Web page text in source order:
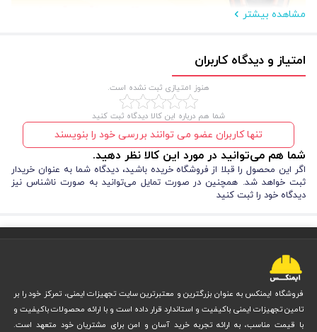
وزن سبک این کفش تنها ۴۹۰ گرم است، بنابراین شماها می‌توانید ساعت‌ها
بدون احساس خستگی آن را بپوشید. طراحی ارگونومیک و مقاوم در برابر لغزش،
ایمنی شما را در محیط‌های کاری سخت به حداکثر می‌رساند. اگر به دنبال
کفشی هستید که هم ظاهر شیک داشته باشد و هم از پای شما محافظت
چرمی
1. رویه چرم گاوی درجه یک
مشاهده بیشتر
امتیاز و دیدگاه کاربران
هنوز امتیازی ثبت نشده است.
شما هم درباره این کالا دیدگاه ثبت کنید
تنها کاربران عضو می توانند بررسی خود را بنویسند
شما هم می‌توانید در مورد این کالا نظر دهید.
اگر این محصول را قبلا از فروشگاه خریده باشید، دیدگاه شما به عنوان خریدار
ثبت خواهد شد. همچنین در صورت تمایل می‌توانید به صورت ناشناس نیز
دیدگاه خود را ثبت کنید
فروشگاه ایمنکس به عنوان بزرگترین و معتبرترین سایت تجهیزات ایمنی، تمرکز خود را بر
تامین تجهیزات ایمنی باکیفیت و استاندارد قرار داده است و با ارائه محصولات باکیفیت و
با قیمت مناسب، به ارائه تجربه خرید آسان و امن برای مشتریان خود متعهد است.